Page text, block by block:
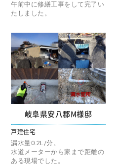
午前中に修繕工事をして完了い
たしました。
岐阜県安八郡M様邸
戸建住宅
漏水量0.2L/分。
水道メーターから家まで距離の
ある現場でした。